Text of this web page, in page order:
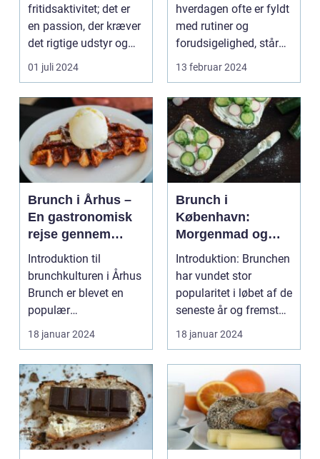
fritidsaktivitet; det er
en passion, der kræver
det rigtige udstyr og
for...
01 juli 2024
hverdagen ofte er fyldt
med rutiner og
forudsigelighed, står
festivaler som farver...
13 februar 2024
Brunch i Århus –
En gastronomisk
rejse gennem
byens bedste
morgenmadsspot
Introduktion til
brunchkulturen i Århus
Brunch er blevet en
populær
spiseoplevelse, der
kombinerer ...
18 januar 2024
Brunch i
København:
Morgenmad og
frokost i perfekt
harmoni
Introduktion: Brunchen
har vundet stor
popularitet i løbet af de
seneste år og fremstår
som en perfe...
18 januar 2024